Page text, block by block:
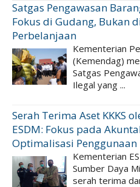
Satgas Pengawasan
Fokus di Gudang, Bukan
Perbelanjaan
Kementerian
(Kemendag)
Satgas
Ilegal yang ...
Serah Terima Aset KKKS
ESDM: Fokus pada
Optimalisasi Penggunaan
Kementerian
Sumber Daya
serah terima